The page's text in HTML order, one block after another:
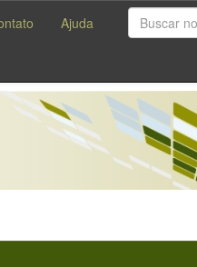
Ajuda